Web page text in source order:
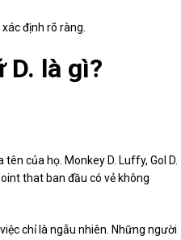
định rõ ràng.
là gì?
của họ. Monkey D. Luffy, Gol D.
that ban đầu có vẻ không
chỉ là ngẫu nhiên. Những người